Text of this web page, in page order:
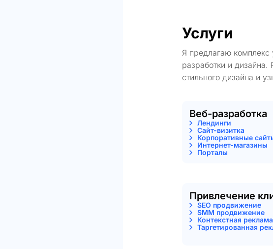
Услуги
Я предлагаю
разработки и
стильного дизайна и
Веб-разработка
Лендинги
Сайт-визитка
Корпоративные
Интернет-магазины
Порталы
Привлечение
SEO продвижение
SMM продвижение
Контекстная реклама
Таргетированная